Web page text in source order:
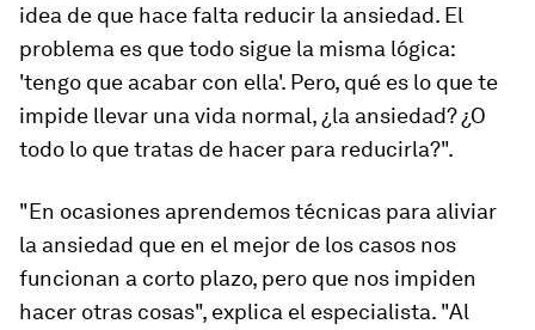
idea de que hace falta reducir la ansiedad. El
problema es que todo sigue la misma lógica:
'tengo que acabar con ella'. Pero, qué es lo que te
impide llevar una vida normal, ¿la ansiedad? ¿O
todo lo que tratas de hacer para reducirla?".
"En ocasiones aprendemos técnicas para aliviar
la ansiedad que en el mejor de los casos nos
funcionan a corto plazo, pero que nos impiden
hacer otras cosas", explica el especialista. "Al